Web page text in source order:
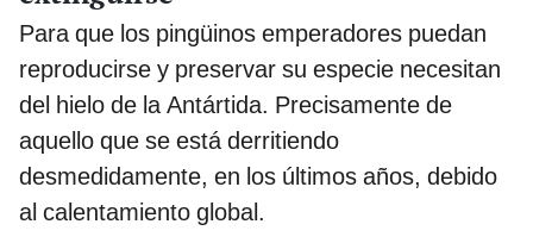
Para que los pingüinos emperadores puedan
reproducirse y preservar su especie necesitan
del hielo de la Antártida. Precisamente de
aquello que se está derritiendo
desmedidamente, en los últimos años, debido
al calentamiento global.